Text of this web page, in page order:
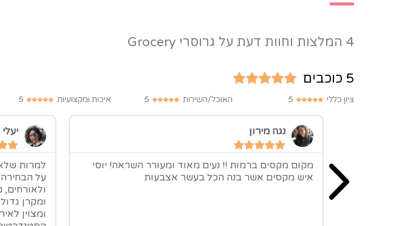
4 המלצות וחוות דעת על גרוסרי Grocery
5 כוכבים
ציון כללי 5 האוכל/השירות 5 איכות ומקצועיות 5
נגה מירון
מקום מקסים ברמות !! נעים מאוד ומעורר השראה! יוסי
איש מקסים אשר בנה הכל בעשר אצבעות
למרות
על הבחירה
ומקרן
ומצוין